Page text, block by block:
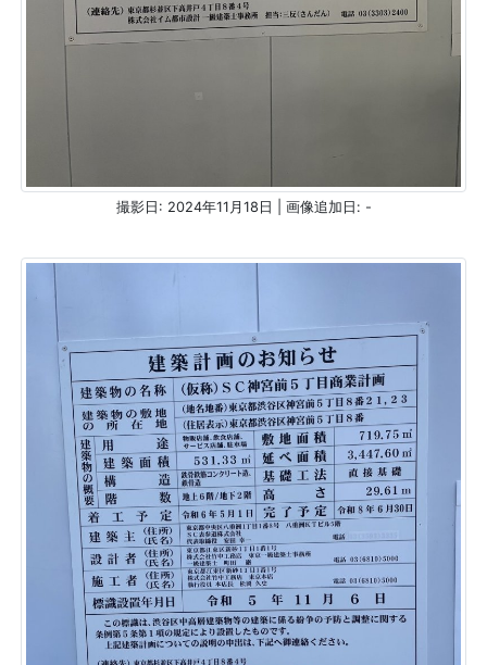
撮影日: 2024年11月18日 | 画像追加日: -